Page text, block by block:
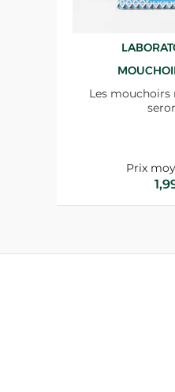
Les mouchoirs
Prix